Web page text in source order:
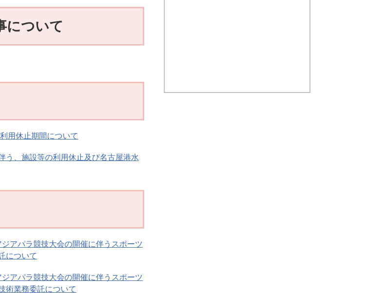
について
用休止期間について
う、施設等の利用休止及び名古屋港水
アパラ競技大会の開催に伴うスポーツ
について
アパラ競技大会の開催に伴うスポーツ
術業務委託について